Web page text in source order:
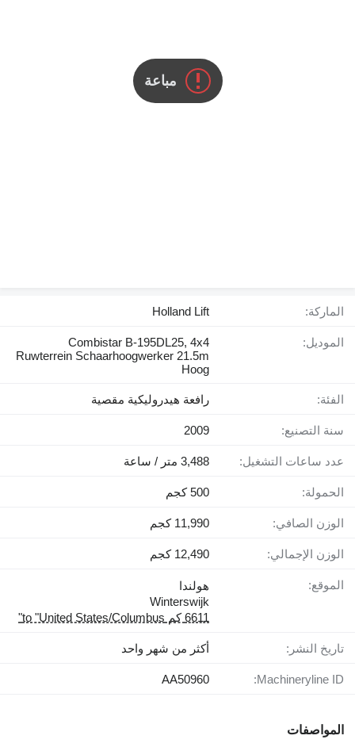
مباعة
الماركة: Holland Lift
الموديل:
Combistar B-195DL25, 4x4
Ruwterrein Schaarhoogwerker 21.5m
Hoog
الفئة: رافعة هيدروليكية مقصية
سنة التصنيع: 2009
عدد ساعات التشغيل: 3,488 متر / ساعة
الحمولة: 500 كجم
الوزن الصافي: 11,990 كجم
الوزن الإجمالي: 12,490 كجم
الموقع:
هولندا
Winterswijk
6611 كم to "United States/Columbus"
تاريخ النشر: أكثر من شهر واحد
Machineryline ID:
AA50960
المواصفات